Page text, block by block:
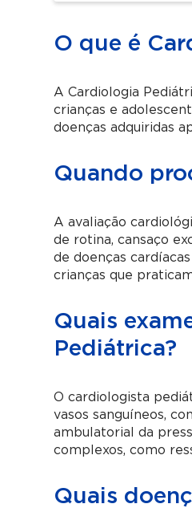
O que é
A Cardiologia
crianças e
doenças adquiridas
Quando
A avaliação
de rotina, cansaço
de doenças
crianças que
Quais
Pediátrica?
O cardiologista
vasos sanguíneos,
ambulatorial da
complexos, como
Quais